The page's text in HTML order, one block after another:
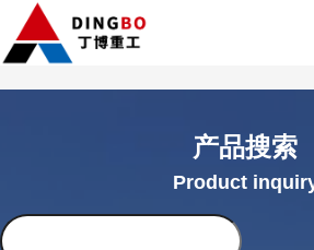
产品搜索
Product